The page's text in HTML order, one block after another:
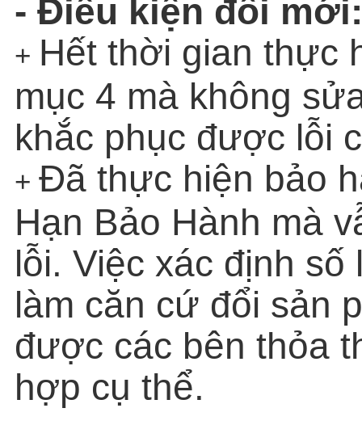
- Điều kiện đổi mới:
+ Hết thời gian thực
mục 4 mà không
khắc phục được lỗi
+ Đã thực hiện bảo
Hạn Bảo Hành mà
lỗi. Việc xác định
làm căn cứ đổi sản
được các bên thỏa
hợp cụ thể.